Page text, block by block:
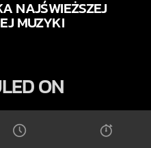
NAJŚWIEŻSZEJ
MUZYKI
ON